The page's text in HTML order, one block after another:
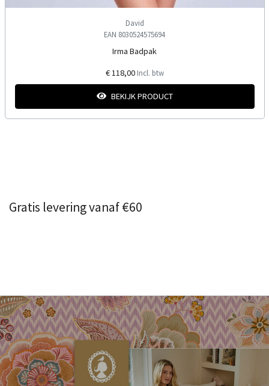
David
EAN 8030524575694
Irma Badpak
€ 118,00 Incl. btw
BEKIJK PRODUCT
Gratis levering vanaf €60